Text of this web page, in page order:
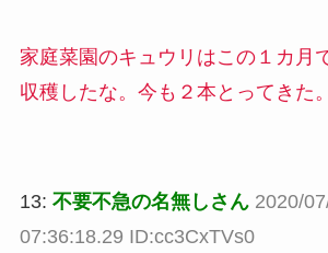
家庭菜園のキュウリはこの１カ月
収穫したな。今も２本とってきた。
13: 不要不急の名無しさん 2020/
07:36:18.29 ID:cc3CxTVs0